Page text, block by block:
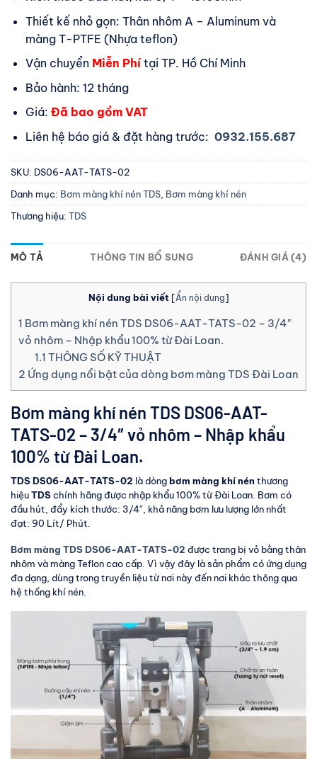
Thiết kế nhỏ gọn: Thân nhôm A – Aluminum và
màng T-PTFE (Nhựa teflon)
Vận chuyển Miễn Phítại TP. Hồ Chí Minh
Bảo hành: 12 tháng
Giá: Đã bao gồm VAT
Liên hệ báo giá & đặt hàng trước: 0932.155.687
SKU: DS06-AAT-TATS-02
Danh mục: Bơm màng khí nén TDS Bơm màng khí nén
Thương hiệu: TDS
MÔ TẢ THÔNG TIN BỔ SUNG ĐÁNH GIÁ (4)
Nội dung bài viết [Ẩn nội dung]
1 Bơm màng khí nén TDS DS06-AAT-TATS-02 – 3/4″
vỏ nhôm – Nhập khẩu 100% từ Đài Loan.
1.1 THÔNG SỐ KỸ THUẬT
2 Ứng dụng nổi bật của dòng bơm màng TDS Đài Loan
Bơm màng khí nén TDS DS06-AAT-
TATS-02 – 3/4″ vỏ nhôm – Nhập khẩu
100% từ Đài Loan.
TDS DS06-AAT-TATS-02 là dòngbơm màng khí nén thương
hiệuTDSchính hãng được nhập khẩu 100% từ Đài Loan. Bơm có
đầu hút, đẩy kích thước: 3/4″, khả năng bơm lưu lượng lớn nhất
đạt: 90 Lít/ Phút.
Bơm màng TDS DS06-AAT-TATS-02 được trang bị vỏ bằng thân
nhôm và màng Teflon cao cấp. Vì vậy đây là sản phẩm có ứng dụng
đa dạng, dùng trong truyền liệu từ nơi này đến nơi khác thông qua
hệ thống khí nén.